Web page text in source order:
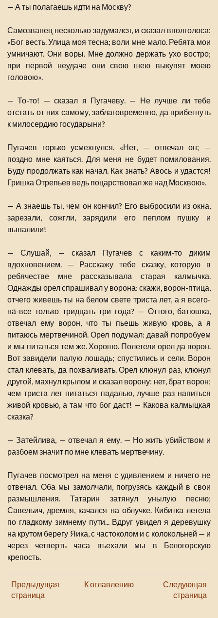
— А ты полагаешь идти на Москву?
Самозванец несколько задумался, и сказал вполголоса:
«Бог весть. Улица моя тесна; воли мне мало. Ребята мои
умничают. Они воры. Мне должно держать ухо востро;
при первой неудаче они свою шею выкупят моею
головою».
— То-то! — сказал я Пугачеву. — Не лучше ли тебе
отстать от них самому, заблаговременно, да прибегнуть
к милосердию государыни?
Пугачев горько усмехнулся. «Нет, — отвечал он; —
поздно мне каяться. Для меня не будет помилования.
Буду продолжать как начал. Как знать? Авось и удастся!
Гришка Отрепьев ведь поцарствовал же над Москвою».
— А знаешь ты, чем он кончил? Его выбросили из окна,
зарезали, сожгли, зарядили его пеплом пушку и
выпалили!
— Слушай, — сказал Пугачев с каким-то диким
вдохновением. — Расскажу тебе сказку, которую в
ребячестве мне рассказывала старая калмычка.
Однажды орел спрашивал у ворона: скажи, ворон-птица,
отчего живешь ты на белом свете триста лет, а я всего-
на́-все только тридцать три года? — Оттого, батюшка,
отвечал ему ворон, что ты пьешь живую кровь, а я
питаюсь мертвечиной. Орел подумал: давай попробуем
и мы питаться тем же. Хорошо. Полетели орел да ворон.
Вот завидели палую лошадь; спустились и сели. Ворон
стал клевать, да похваливать. Орел клюнул раз, клюнул
другой, махнул крылом и сказал ворону: нет, брат ворон;
чем триста лет питаться падалью, лучше раз напиться
живой кровью, а там что бог даст! — Какова калмыцкая
сказка?
— Затейлива, — отвечал я ему. — Но жить убийством и
разбоем значит по мне клевать мертвечину.
Пугачев посмотрел на меня с удивлением и ничего не
отвечал. Оба мы замолчали, погрузясь каждый в свои
размышления. Татарин затянул унылую песню;
Савельич, дремля, качался на облучке. Кибитка летела
по гладкому зимнему пути... Вдруг увидел я деревушку
на крутом берегу Яика, с частоколом и с колокольней — и
через четверть часа въехали мы в Белогорскую
крепость.
Предыдущая
страница
К оглавлению
Следующая
страница